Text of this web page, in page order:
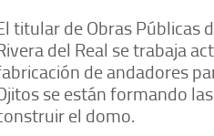
titular de Obras Públicas
del Real se trabaja
de andadores
se están formando
el domo.